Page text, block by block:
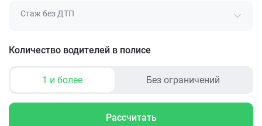
Стаж без ДТП
Количество водителей в полисе
1 и более Без ограничений
Рассчитать